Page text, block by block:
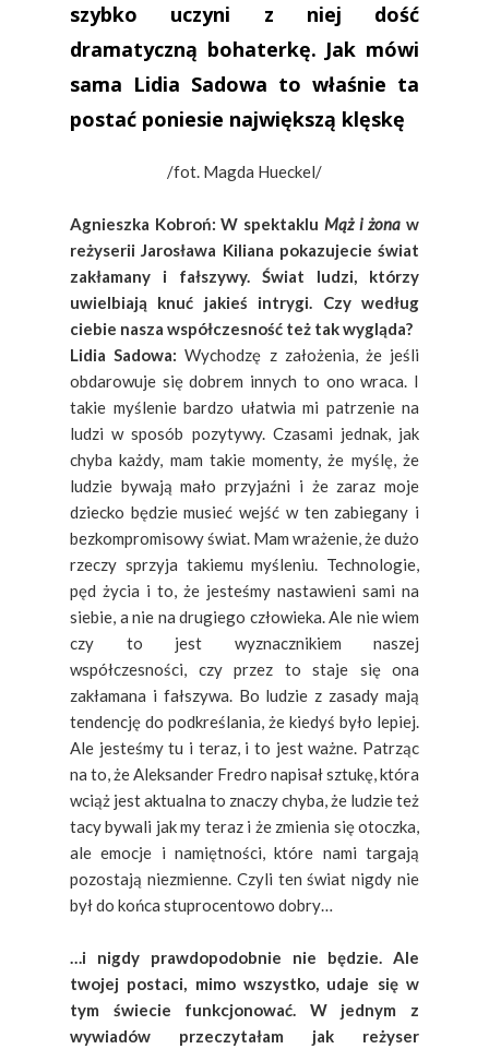
szybko uczyni z niej dość
dramatyczną bohaterkę. Jak mówi
sama Lidia Sadowa to właśnie ta
postać poniesie największą klęskę
/fot. Magda Hueckel/
Agnieszka Kobroń: W spektaklu Mąż i żona w
reżyserii Jarosława Kiliana pokazujecie świat
zakłamany i fałszywy. Świat ludzi, którzy
uwielbiają knuć jakieś intrygi. Czy według
ciebie nasza współczesność też tak wygląda?
Lidia Sadowa: Wychodzę z założenia, że jeśli
obdarowuje się dobrem innych to ono wraca. I
takie myślenie bardzo ułatwia mi patrzenie na
ludzi w sposób pozytywy. Czasami jednak, jak
chyba każdy, mam takie momenty, że myślę, że
ludzie bywają mało przyjaźni i że zaraz moje
dziecko będzie musieć wejść w ten zabiegany i
bezkompromisowy świat. Mam wrażenie, że dużo
rzeczy sprzyja takiemu myśleniu. Technologie,
pęd życia i to, że jesteśmy nastawieni sami na
siebie, a nie na drugiego człowieka. Ale nie wiem
czy to jest wyznacznikiem naszej
współczesności, czy przez to staje się ona
zakłamana i fałszywa. Bo ludzie z zasady mają
tendencję do podkreślania, że kiedyś było lepiej.
Ale jesteśmy tu i teraz, i to jest ważne. Patrząc
na to, że Aleksander Fredro napisał sztukę, która
wciąż jest aktualna to znaczy chyba, że ludzie też
tacy bywali jak my teraz i że zmienia się otoczka,
ale emocje i namiętności, które nami targają
pozostają niezmienne. Czyli ten świat nigdy nie
był do końca stuprocentowo dobry…
…i nigdy prawdopodobnie nie będzie. Ale
twojej postaci, mimo wszystko, udaje się w
tym świecie funkcjonować. W jednym z
wywiadów przeczytałam jak reżyser